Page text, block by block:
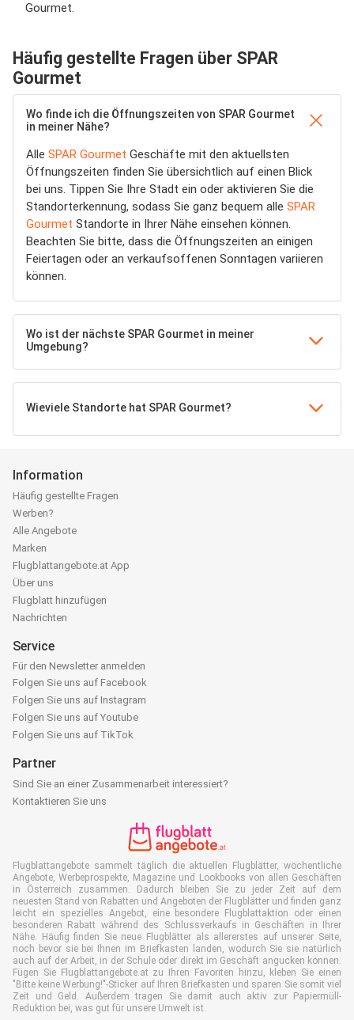
Gourmet.
Häufig gestellte Fragen über SPAR
Gourmet
Wo finde ich die Öffnungszeiten von SPAR Gourmet
in meiner Nähe?
Alle SPAR Gourmet Geschäfte mit den aktuellsten
Öffnungszeiten finden Sie übersichtlich auf einen Blick
bei uns. Tippen Sie Ihre Stadt ein oder aktivieren Sie die
Standorterkennung, sodass Sie ganz bequem alle SPAR
Gourmet Standorte in Ihrer Nähe einsehen können.
Beachten Sie bitte, dass die Öffnungszeiten an einigen
Feiertagen oder an verkaufsoffenen Sonntagen variieren
können.
Wo ist der nächste SPAR Gourmet in meiner
Umgebung?
Wieviele Standorte hat SPAR Gourmet?
Information
Häufig gestellte Fragen
Werben?
Alle Angebote
Marken
Flugblattangebote.at App
Über uns
Flugblatt hinzufügen
Nachrichten
Service
Für den Newsletter anmelden
Folgen Sie uns auf Facebook
Folgen Sie uns auf Instagram
Folgen Sie uns auf Youtube
Folgen Sie uns auf TikTok
Partner
Sind Sie an einer Zusammenarbeit interessiert?
Kontaktieren Sie uns
Flugblattangebote sammelt täglich die aktuellen Flugblätter, wöchentliche
Angebote, Werbeprospekte, Magazine und Lookbooks von allen Geschäften
in Österreich zusammen. Dadurch bleiben Sie zu jeder Zeit auf dem
neuesten Stand von Rabatten und Angeboten der Flugblätter und finden ganz
leicht ein spezielles Angebot, eine besondere Flugblattaktion oder einen
besonderen Rabatt während des Schlussverkaufs in Geschäften in Ihrer
Nähe. Häufig finden Sie neue Flugblätter als allererstes auf unserer Seite,
noch bevor sie bei Ihnen im Briefkasten landen, wodurch Sie sie natürlich
auch auf der Arbeit, in der Schule oder direkt im Geschäft angucken können.
Fügen Sie Flugblattangebote.at zu Ihren Favoriten hinzu, kleben Sie einen
"Bitte keine Werbung!"-Sticker auf Ihren Briefkasten und sparen Sie somit viel
Zeit und Geld. Außerdem tragen Sie damit auch aktiv zur Papiermüll-
Reduktion bei, was gut für unsere Umwelt ist.